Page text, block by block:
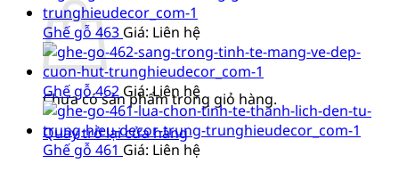
Chưa có sản phẩm trong giỏ hàng.
Quay trở lại cửa hàng
Ghế gỗ 463 Giá: Liên hệ
Ghế gỗ 462 Giá: Liên hệ
Ghế gỗ 461 Giá: Liên hệ